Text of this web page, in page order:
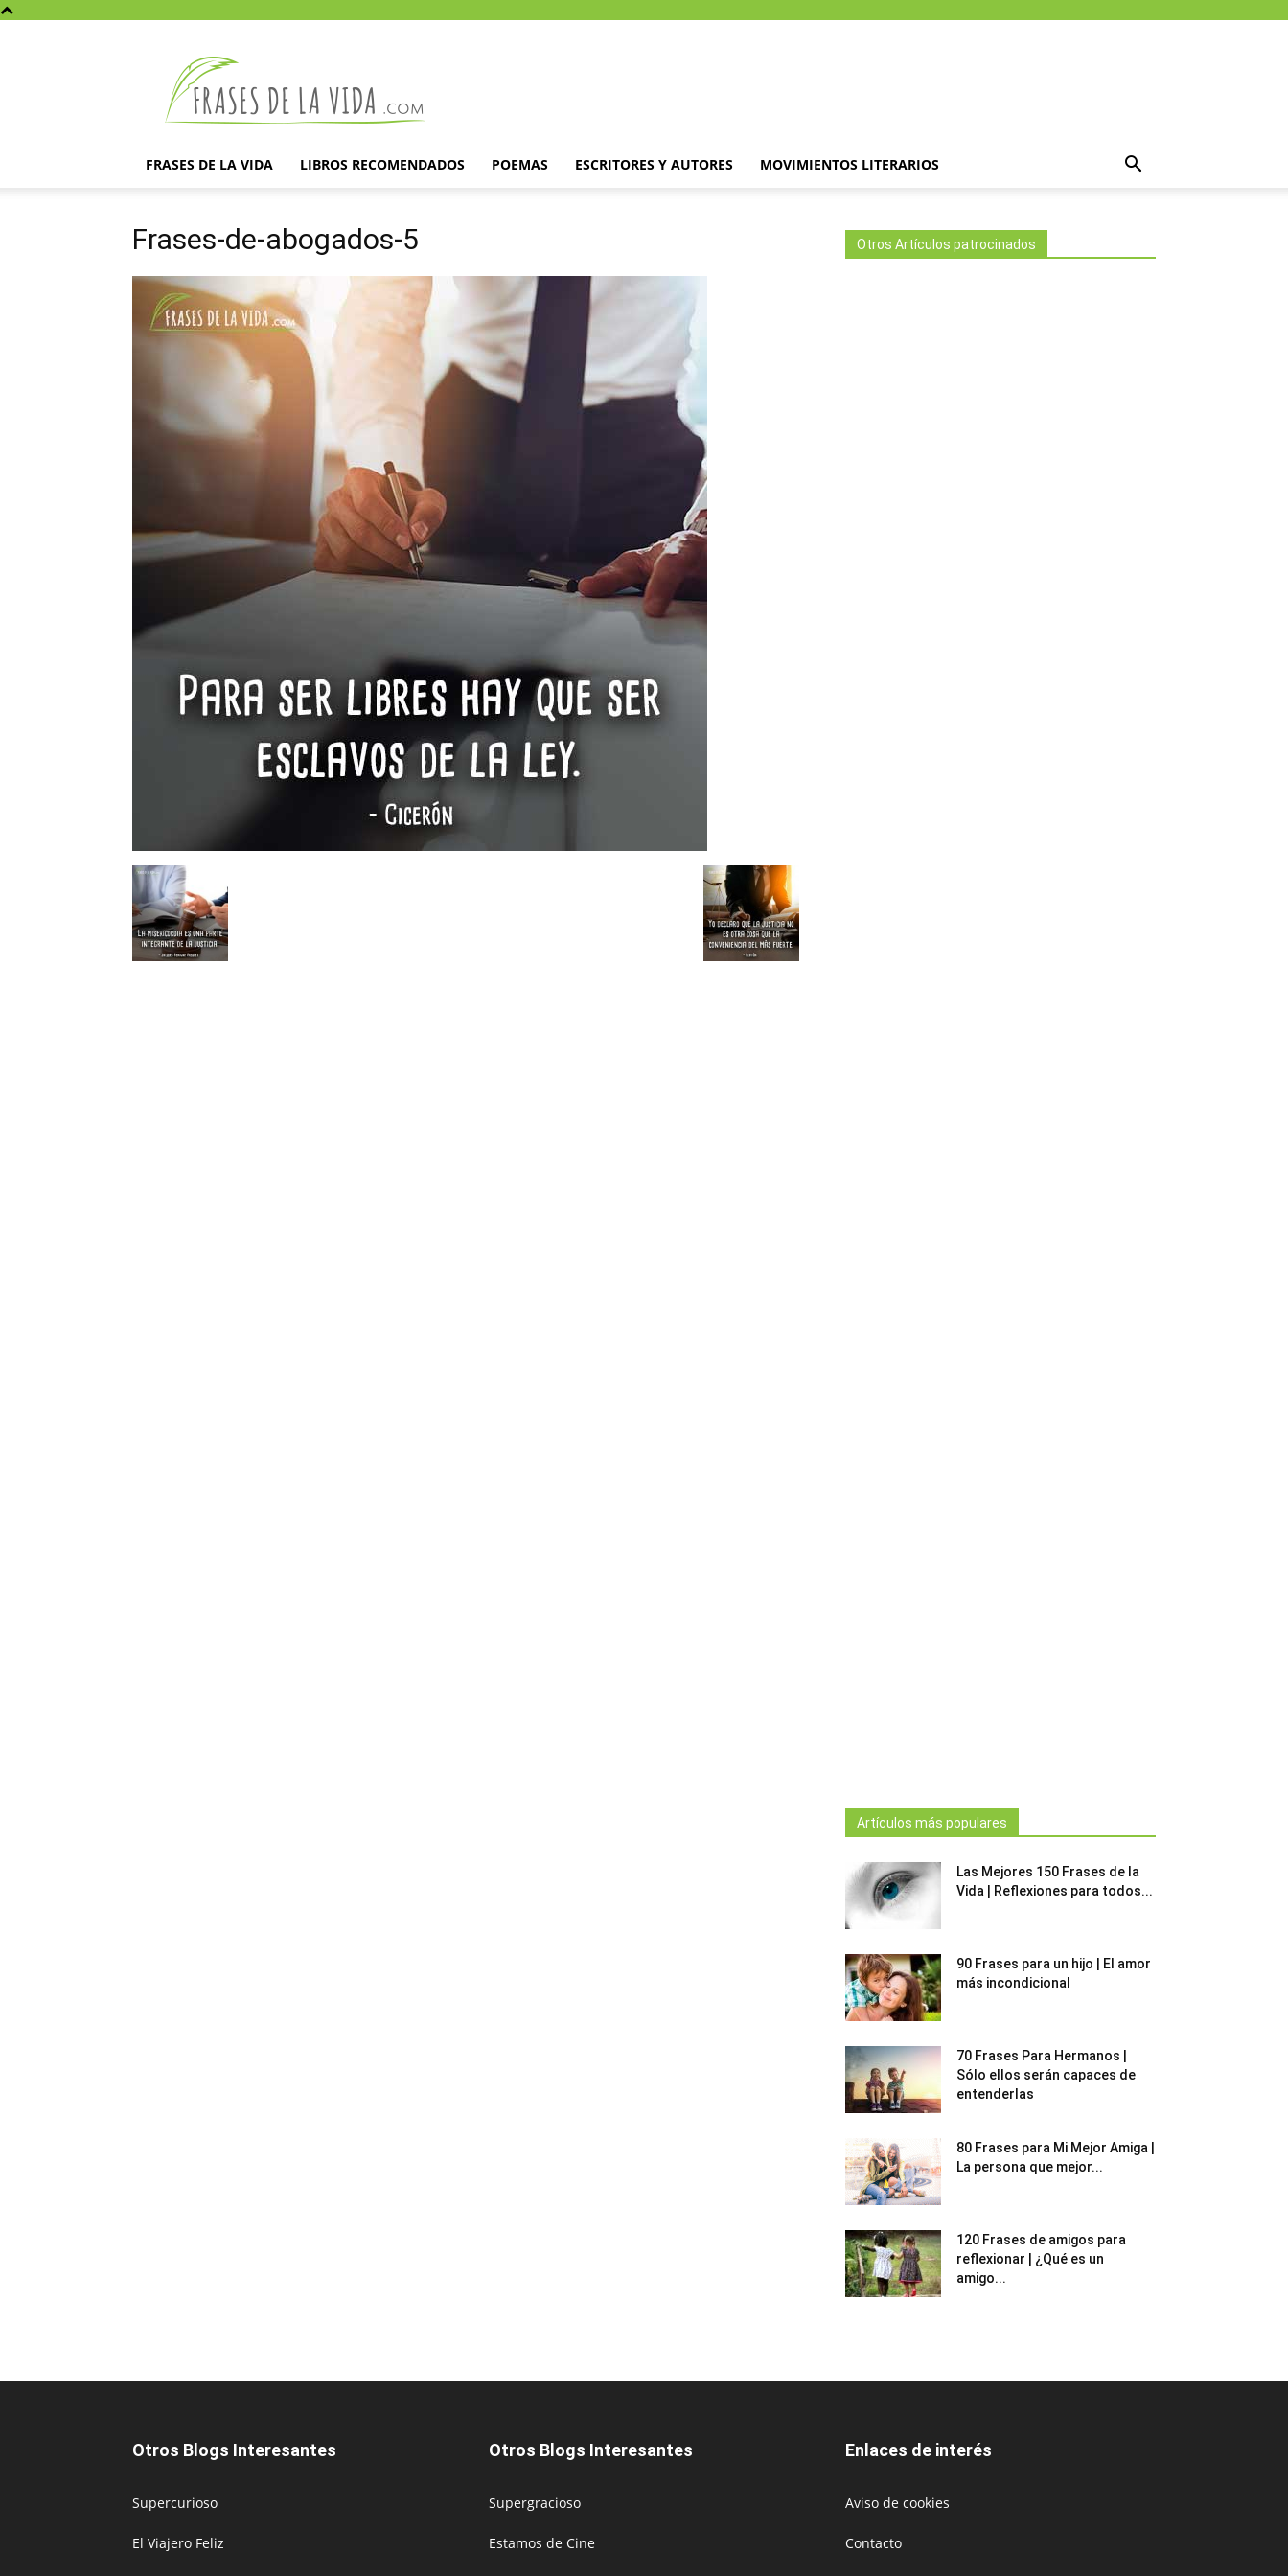
la
vida
FRASES DE LA VIDA LIBROS RECOMENDADOS POEMAS ESCRITORES Y AUTORES MOVIMIENTOS LITERARIOS
Frases-de-abogados-5 Otros Artículos patrocinados
Artículos más populares
Las Mejores 150 Frases de la
Vida | Reflexiones para todos...
90 Frases para un hijo | El amor
más incondicional
70 Frases Para Hermanos |
Sólo ellos serán capaces de
entenderlas
80 Frases para Mi Mejor Amiga |
La persona que mejor...
120 Frases de amigos para
reflexionar | ¿Qué es un
amigo...
Otros Blogs Interesantes
Supercurioso
El Viajero Feliz
Otros Blogs Interesantes
Supergracioso
Estamos de Cine
Enlaces de interés
Aviso de cookies
Contacto